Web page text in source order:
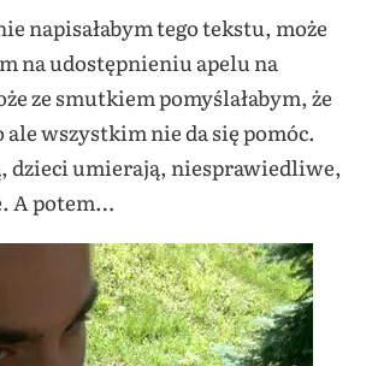
napisałabym tego tekstu, może
na udostępnieniu apelu na
ze smutkiem pomyślałabym, że
ale wszystkim nie da się pomóc.
dzieci umierają, niesprawiedliwe,
A potem…